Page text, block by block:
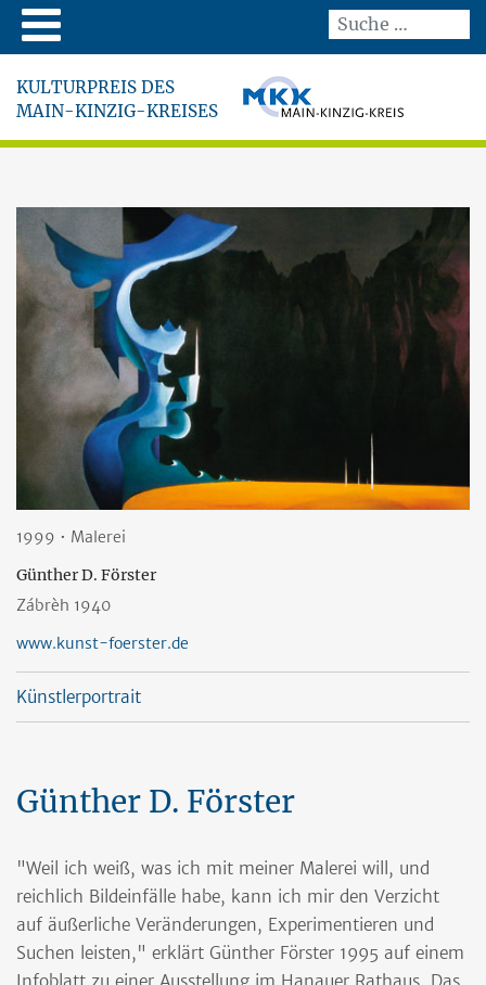
KULTURPREIS DES
MAIN-KINZIG-KREISES
1999 • Malerei
Günther D. Förster
Zábrèh 1940
www.kunst-foerster.de
Künstlerportrait
Günther D. Förster
"Weil ich weiß, was ich mit meiner Malerei will, und
reichlich Bildeinfälle habe, kann ich mir den Verzicht
auf äußerliche Veränderungen, Experimentieren und
Suchen leisten," erklärt Günther Förster 1995 auf einem